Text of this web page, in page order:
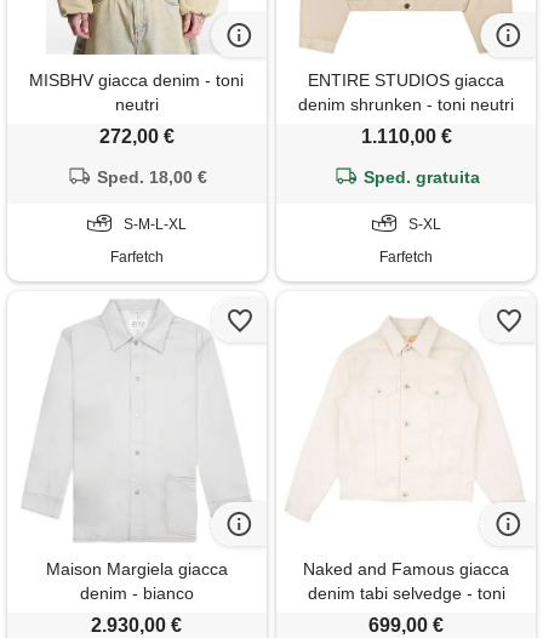
MISBHV giacca denim - toni
neutri
272,00 €
Sped. 18,00 €
S-M-L-XL
Farfetch
ENTIRE STUDIOS giacca
denim shrunken - toni neutri
1.110,00 €
Sped. gratuita
S-XL
Farfetch
Maison Margiela giacca
denim - bianco
2.930,00 €
Naked and Famous giacca
denim tabi selvedge - toni
neutri
699,00 €